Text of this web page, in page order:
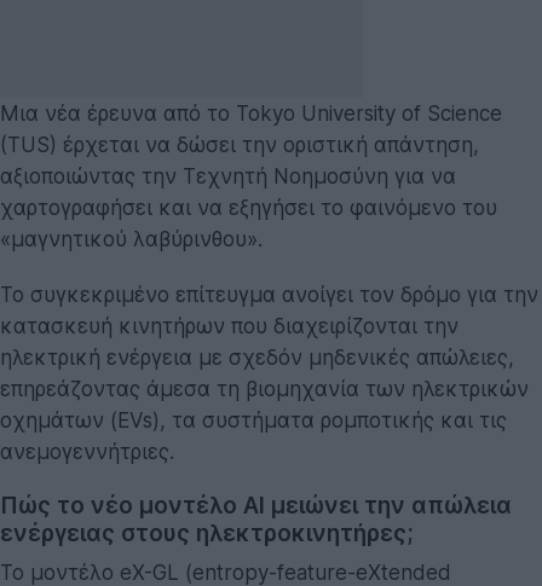
Μια νέα έρευνα από το Tokyo University of Science
(TUS) έρχεται να δώσει την οριστική απάντηση,
αξιοποιώντας την Τεχνητή Νοημοσύνη για να
χαρτογραφήσει και να εξηγήσει το φαινόμενο του
«μαγνητικού λαβύρινθου».
Το συγκεκριμένο επίτευγμα ανοίγει τον δρόμο για την
κατασκευή κινητήρων που διαχειρίζονται την
ηλεκτρική ενέργεια με σχεδόν μηδενικές απώλειες,
επηρεάζοντας άμεσα τη βιομηχανία των ηλεκτρικών
οχημάτων (EVs), τα συστήματα ρομποτικής και τις
ανεμογεννήτριες.
Πώς το νέο μοντέλο AI μειώνει την απώλεια
ενέργειας στους ηλεκτροκινητήρες;
Το μοντέλο eX-GL (entropy-feature-eXtended